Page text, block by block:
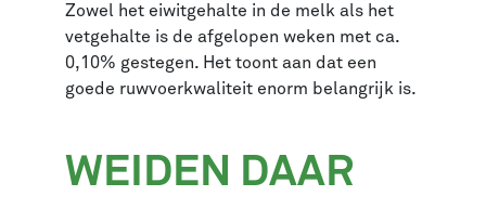
Zowel het eiwitgehalte in de melk als het
vetgehalte is de afgelopen weken met ca.
0,10% gestegen. Het toont aan dat een
goede ruwvoerkwaliteit enorm belangrijk is.
WEIDEN DAAR